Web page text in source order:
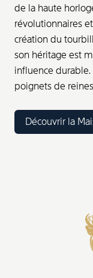
de la haute
révolutionnaires
création du
son héritage est
influence
poignets de
Découvrir la